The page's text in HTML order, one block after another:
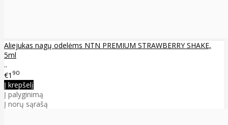
Aliejukas nagų odelėms NTN PREMIUM STRAWBERRY SHAKE,
5ml
..
€1 90
Į krepšelį
Į palyginimą
Į norų sąrašą